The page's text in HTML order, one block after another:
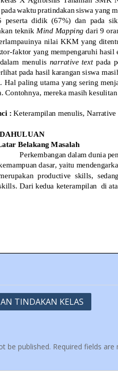
TINDAKAN KELAS
be published. Required fields are